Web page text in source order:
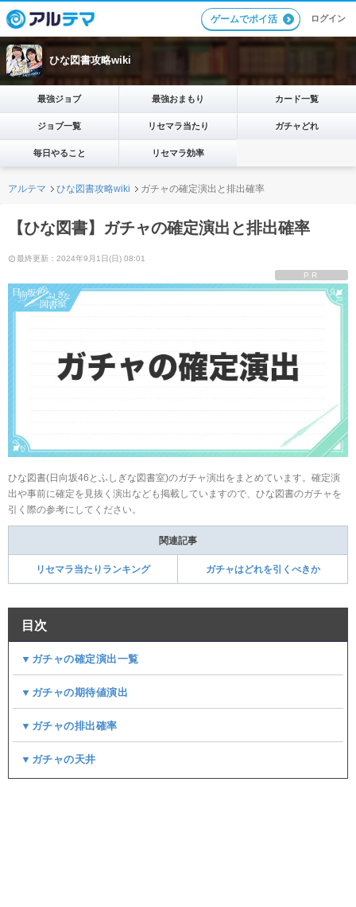
ゲームでポイ活 ログイン
ひな図書攻略wiki
最強ジョブ 最強おまもり カード一覧
ジョブ一覧 リセマラ当たり ガチャどれ
毎日やること リセマラ効率
アルテマ ひな図書攻略wiki ガチャの確定演出と排出確率
【ひな図書】ガチャの確定演出と排出確率
最終更新：2024年9月1日(日) 08:01
PR
ひな図書(日向坂46とふしぎな図書室)のガチャ演出をまとめています。確定演
出や事前に確定を見抜く演出なども掲載していますので、ひな図書のガチャを
引く際の参考にしてください。
関連記事
リセマラ当たりランキング ガチャはどれを引くべきか
目次
▼ガチャの確定演出一覧
▼ガチャの期待値演出
▼ガチャの排出確率
▼ガチャの天井